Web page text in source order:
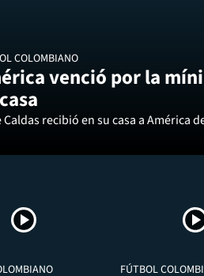
COLOMBIANO
venció por la
Caldas recibió en su casa a América
FÚTBOL